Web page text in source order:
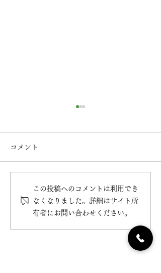
【 令和5年 干支菓／勅題
菓（お題菓子）のご案内
】
コメント
この投稿へのコメントは利用でき
なくなりました。詳細はサイト所
有者にお問い合わせください。